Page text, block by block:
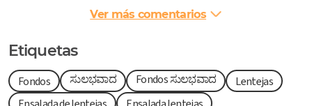
Ver más comentarios
Etiquetas
Fondos ಸುಲಭವಾದ Fondos ಸುಲಭವಾದ
Lentejas